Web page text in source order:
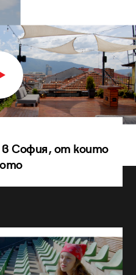
в София, от които